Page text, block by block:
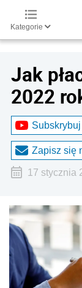
Kategorie
Jak
2022
Zapisz się
17 stycznia